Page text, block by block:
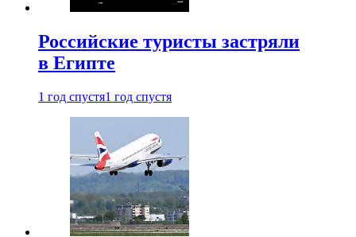
Российские туристы застряли
в Египте
1 год спустя1 год спустя